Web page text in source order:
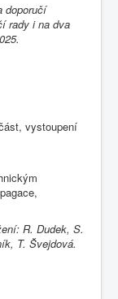
doporučí
rady i na dva
vystoupení
R. Dudek, S.
T. Švejdová.